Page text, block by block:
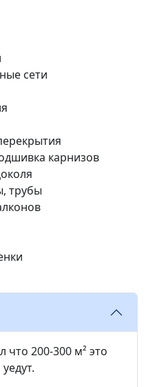
сети
карнизов
трубы
что 200-300 м² это